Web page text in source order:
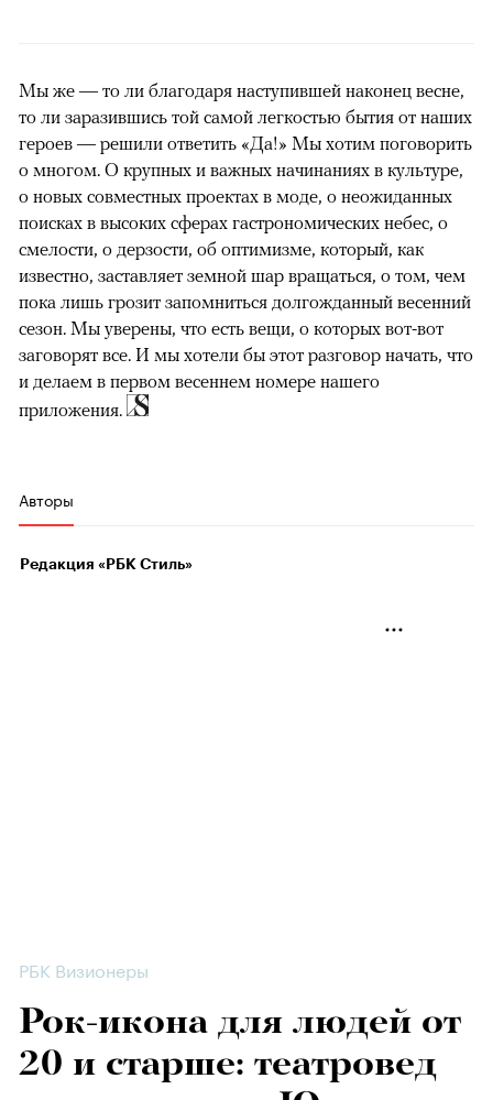
Мы же — то ли благодаря наступившей наконец весне,
то ли заразившись той самой легкостью бытия от наших
героев — решили ответить «Да!» Мы хотим поговорить
о многом. О крупных и важных начинаниях в культуре,
о новых совместных проектах в моде, о неожиданных
поисках в высоких сферах гастрономических небес, о
смелости, о дерзости, об оптимизме, который, как
известно, заставляет земной шар вращаться, о том, чем
пока лишь грозит запомниться долгожданный весенний
сезон. Мы уверены, что есть вещи, о которых вот-вот
заговорят все. И мы хотели бы этот разговор начать, что
и делаем в первом весеннем номере нашего
приложения.
Авторы
Редакция «РБК Стиль»
РБК Визионеры
Рок-икона для людей от
20 и старше: театровед